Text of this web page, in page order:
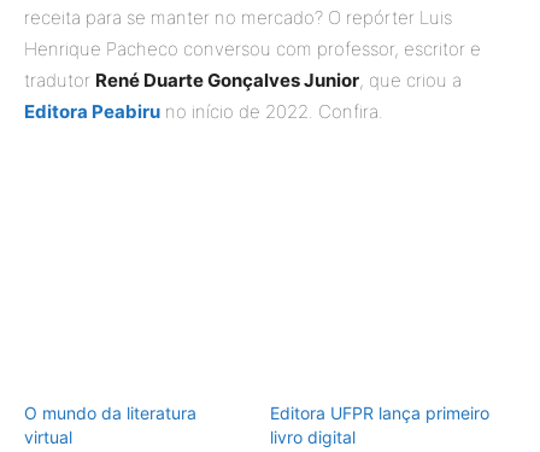
receita para se manter no mercado? O repórter Luis
Henrique Pacheco conversou com professor, escritor e
tradutor René Duarte Gonçalves Junior, que criou a
Editora Peabiru no início de 2022. Confira.
O mundo da literatura
virtual
Editora UFPR lança primeiro
livro digital